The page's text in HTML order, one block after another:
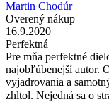
Martin Chodúr
Overený nákup
16.9.2020
Perfektná
Pre mňa perfektné
najobľúbenejší autor.
vyjadrovania a
zhltol. Nejedná sa o